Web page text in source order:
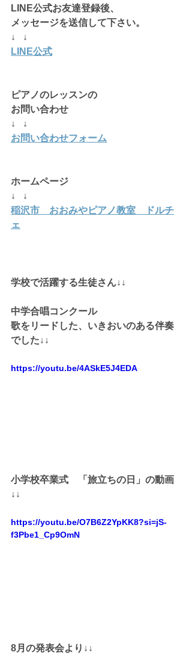
LINE公式お友達登録後、
メッセージを送信して下さい。
↓   ↓
LINE公式
ピアノのレッスンの
お問い合わせ
↓   ↓
お問い合わせフォーム
ホームページ
↓   ↓
稲沢市　おおみやピアノ教室　ドルチ
ェ
学校で活躍する生徒さん↓↓
中学合唱コンクール
歌をリードした、いきおいのある伴奏
でした↓↓
https://youtu.be/4ASkE5J4EDA
小学校卒業式　「旅立ちの日」の動画
↓↓
https://youtu.be/O7B6Z2YpKK8?si=jS-
f3Pbe1_Cp9OmN
8月の発表会より↓↓